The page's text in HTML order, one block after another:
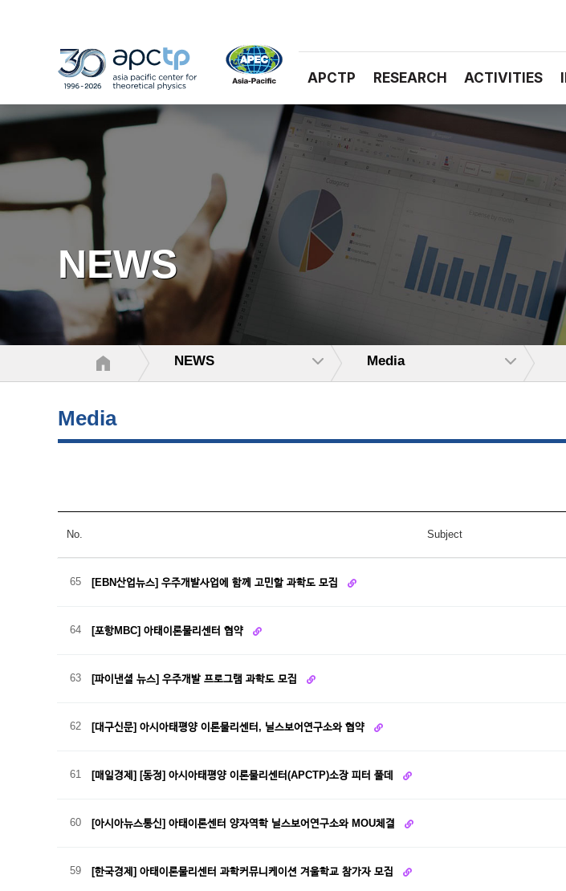
APCTP RESEARCH ACTIVITIES
NEWS
NEWS Media
Media
No. Subject
65 [EBN산업뉴스] 우주개발사업에 함께 고민할 과학도 모집
64 [포항MBC] 아태이론물리센터 협약
63 [파이낸셜 뉴스] 우주개발 프로그램 과학도 모집
62 [대구신문] 아시아태평양 이론물리센터, 닐스보어연구소와 협약
61 [매일경제] [동정] 아시아태평양 이론물리센터(APCTP)소장 피터 풀데
60 [아시아뉴스통신] 아태이론센터 양자역학 닐스보어연구소와 MOU체결
59 [한국경제] 아태이론물리센터 과학커뮤니케이션 겨울학교 참가자 모집